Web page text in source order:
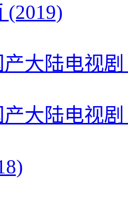
(2019)
产大陆电视
产大陆电视